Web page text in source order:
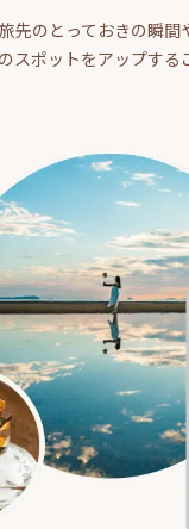
旅先のとっておきの瞬間
スポットをアップする